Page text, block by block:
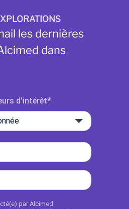
les dernières
dans
d'intérêt
par Alcimed